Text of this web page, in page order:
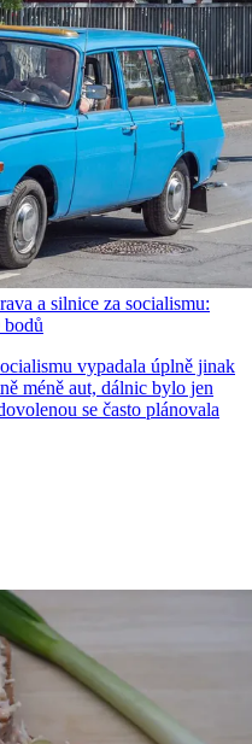
a silnice za socialismu:
bodů
vypadala úplně jinak
méně aut, dálnic bylo jen
se často plánovala